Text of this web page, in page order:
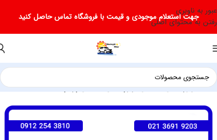
عبور به ناوبری
رفتن به محتوای اصلی
جهت استعلام موجودی و قیمت با فروشگاه تماس حاصل کنید
خانه لوازم یدکی فیدلیتی لوازم یدکی فیدلیتی پرایم